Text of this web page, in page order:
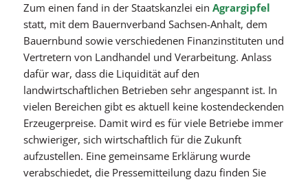
Zum einen fand in der Staatskanzlei ein Agrargipfel
statt, mit dem Bauernverband Sachsen-Anhalt, dem
Bauernbund sowie verschiedenen Finanzinstituten und
Vertretern von Landhandel und Verarbeitung. Anlass
dafür war, dass die Liquidität auf den
landwirtschaftlichen Betrieben sehr angespannt ist. In
vielen Bereichen gibt es aktuell keine kostendeckenden
Erzeugerpreise. Damit wird es für viele Betriebe immer
schwieriger, sich wirtschaftlich für die Zukunft
aufzustellen. Eine gemeinsame Erklärung wurde
verabschiedet, die Pressemitteilung dazu finden Sie